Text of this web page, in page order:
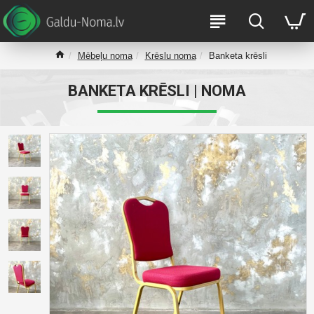
Mēbeļu noma Krēslu noma Banketa krēsli
BANKETA KRĒSLI | NOMA